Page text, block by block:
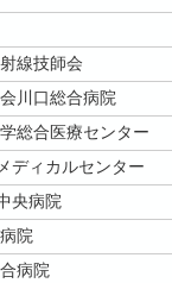
線技師会
川口総合病院
総合医療センター
ディカルセンター
央病院
院
病院